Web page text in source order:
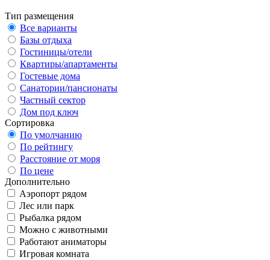
Тип размещения
Все варианты
Базы отдыха
Гостиницы/отели
Квартиры/апартаменты
Гостевые дома
Санатории/пансионаты
Частный сектор
Дом под ключ
Сортировка
По умолчанию
По рейтингу
Расстояние от моря
По цене
Дополнительно
Аэропорт рядом
Лес или парк
Рыбалка рядом
Можно с животными
Работают аниматоры
Игровая комната